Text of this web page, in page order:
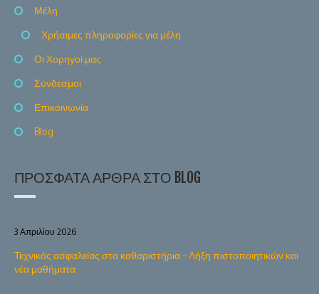
Μέλη
Χρήσιμες πληροφορίες για μέλη
Οι Χορηγοί μας
Σύνδεσμοι
Επικοινωνία
Blog
ΠΡΌΣΦΑΤΑ ΆΡΘΡΑ ΣΤΟ BLOG
Τεχνικός ασφαλείας στα καθαριστήρια – Λήξη πιστοποιητικών και
νέα μαθήματα
3 Απριλίου 2026